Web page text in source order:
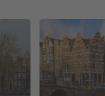
en het nodigt
Hoed biedt niet alleen een
van geschiedenis en
of gewoon de bijzondere
en wil je verzekerd zijn van
Bekijk dan ons complete